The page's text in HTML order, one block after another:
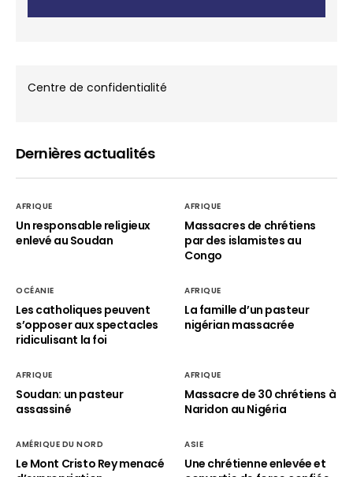
Centre de confidentialité
Dernières actualités
AFRIQUE
Un responsable religieux
enlevé au Soudan
AFRIQUE
Massacres de chrétiens
par des islamistes au
Congo
OCÉANIE
Les catholiques peuvent
s’opposer aux spectacles
ridiculisant la foi
AFRIQUE
La famille d’un pasteur
nigérian massacrée
AFRIQUE
Soudan: un pasteur
assassiné
AFRIQUE
Massacre de 30 chrétiens à
Naridon au Nigéria
AMÉRIQUE DU NORD
Le Mont Cristo Rey menacé
ASIE
Une chrétienne enlevée et